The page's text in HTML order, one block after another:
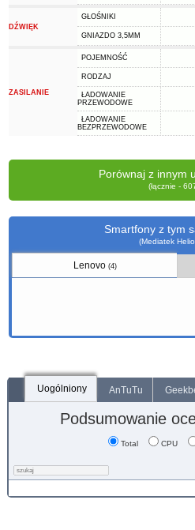
DŹWIĘK
GŁOŚNIKI
GNIAZDO 3,5MM
ZASILANIE
POJEMNOŚĆ
RODZAJ
ŁADOWANIE
PRZEWODOWE
ŁADOWANIE
BEZPRZEWODOWE
Porównaj z innym
(łącznie -
Smartfony z tym
(Mediatek
Lenovo (4)
Uogólniony AnTuTu
Podsumowanie
Total CPU